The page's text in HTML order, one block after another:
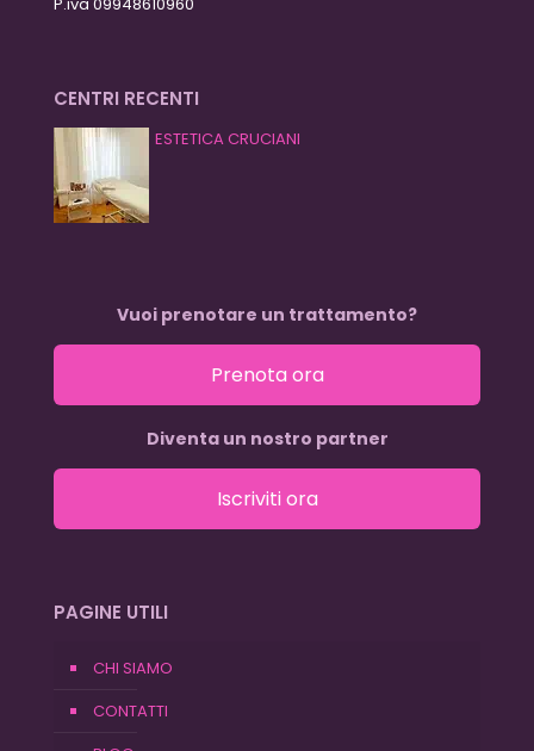
CENTRI RECENTI
ESTETICA CRUCIANI
Vuoi prenotare un trattamento?
Prenota ora
Diventa un nostro partner
Iscriviti ora
PAGINE UTILI
CHI SIAMO
CONTATTI